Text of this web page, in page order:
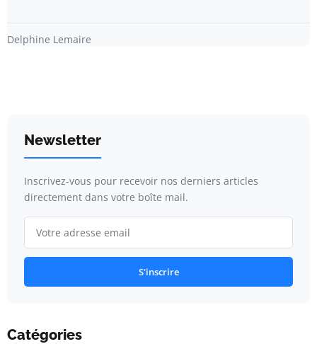
Delphine Lemaire
Newsletter
Inscrivez-vous pour recevoir nos derniers articles
directement dans votre boîte mail.
S'inscrire
Catégories